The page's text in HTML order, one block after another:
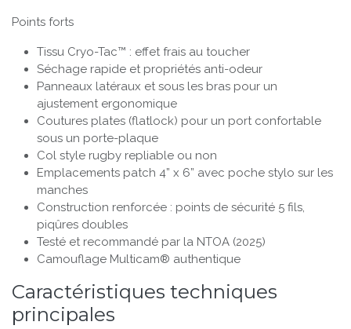
Points forts
Tissu Cryo-Tac™ : effet frais au toucher
Séchage rapide et propriétés anti-odeur
Panneaux latéraux et sous les bras pour un
ajustement ergonomique
Coutures plates (flatlock) pour un port confortable
sous un porte-plaque
Col style rugby repliable ou non
Emplacements patch 4” x 6” avec poche stylo sur les
manches
Construction renforcée : points de sécurité 5 fils,
piqûres doubles
Testé et recommandé par la NTOA (2025)
Camouflage Multicam® authentique
Caractéristiques techniques
principales